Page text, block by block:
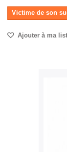
Victime de son
Ajouter à ma